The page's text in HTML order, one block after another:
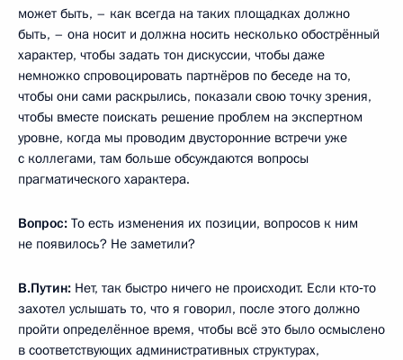
может быть, – как всегда на таких площадках должно
быть, – она носит и должна носить несколько обострённый
характер, чтобы задать тон дискуссии, чтобы даже
немножко спровоцировать партнёров по беседе на то,
чтобы они сами раскрылись, показали свою точку зрения,
чтобы вместе поискать решение проблем на экспертном
уровне, когда мы проводим двусторонние встречи уже
с коллегами, там больше обсуждаются вопросы
прагматического характера.
Вопрос: То есть изменения их позиции, вопросов к ним
не появилось? Не заметили?
В.Путин: Нет, так быстро ничего не происходит. Если кто‑то
захотел услышать то, что я говорил, после этого должно
пройти определённое время, чтобы всё это было осмыслено
в соответствующих административных структурах,